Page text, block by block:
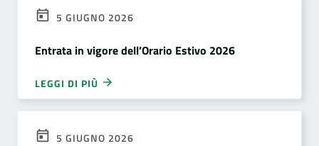
5 GIUGNO 2026
Entrata in vigore dell’Orario Estivo 2026
LEGGI DI PIÙ
5 GIUGNO 2026